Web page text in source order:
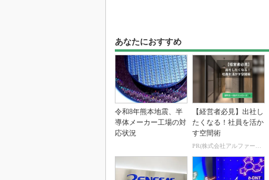
あなたにおすすめ
令和8年熊本地震、半
導体メーカー工場の対
応状況
【経営者必見】出社し
たくなる！社員を活か
す空間術
PR(株式会社アルファーテクノ)